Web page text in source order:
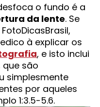
o fundo é a
da lente. Se
à explicar os
, e isto inclui
que são
simplesmente
por aqueles
1:3.5-5.6.